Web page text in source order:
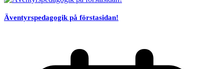
Äventyrspedagogik på förstasidan!